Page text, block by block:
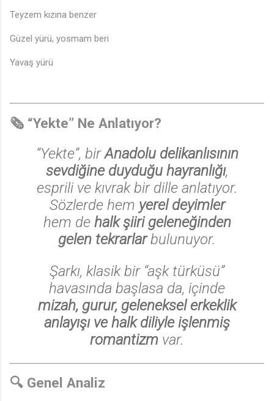
Teyzem kızına benzer
Güzel yürü, yosmam beri
Yavaş yürü
🗞️ “Yekte” Ne Anlatıyor?
“Yekte”, birAnadolu delikanlısının
sevdiğine duyduğu hayranlığı,
esprili ve kıvrak bir dille anlatıyor.
Sözlerde hem yerel deyimler
hem de halk şiiri geleneğinden
gelen tekrarlarbulunuyor.
Şarkı, klasik bir “aşk türküsü”
havasında başlasa da, içinde
mizah, gurur, geleneksel erkeklik
anlayışı ve halk diliyle işlenmiş
romantizm var.
🔍 Genel Analiz